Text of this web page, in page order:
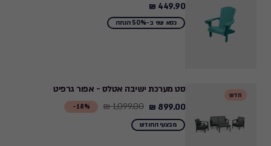
449.90
₪
449.90 ₪
כסא שני ב-50% הנחה
חדש
סט מערכת ישיבה אטלס - אפור גרפיט
18%-
Price
from
899.00 ₪
1,099.00 ₪
מבצעי החודש